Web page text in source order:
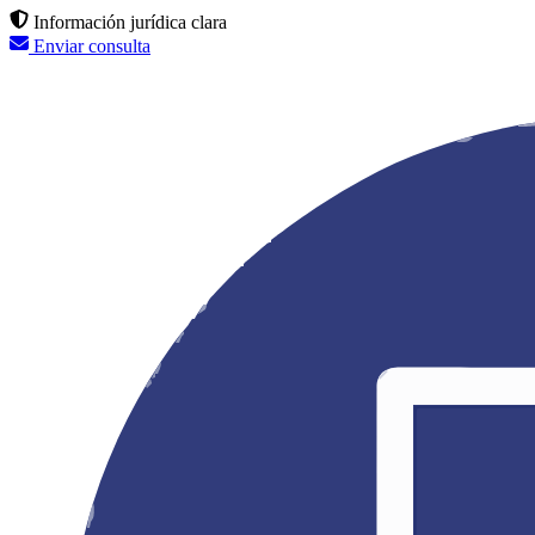
Información jurídica clara
Enviar consulta